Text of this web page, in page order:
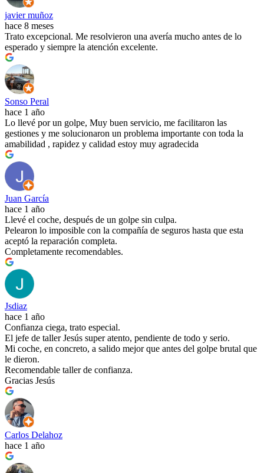
javier muñoz
hace 8 meses
Trato excepcional. Me resolvieron una avería mucho antes de lo
esperado y siempre la atención excelente.
Sonso Peral
hace 1 año
Lo llevé por un golpe, Muy buen servicio, me facilitaron las
gestiones y me solucionaron un problema importante con toda la
amabilidad , rapidez y calidad estoy muy agradecida
Juan García
hace 1 año
Llevé el coche, después de un golpe sin culpa.
Pelearon lo imposible con la compañía de seguros hasta que esta
aceptó la reparación completa.
Completamente recomendables.
Jsdiaz
hace 1 año
Confianza ciega, trato especial.
El jefe de taller Jesús super atento, pendiente de todo y serio.
Mi coche, en concreto, a salido mejor que antes del golpe brutal que
le dieron.
Recomendable taller de confianza.
Gracias Jesús
Carlos Delahoz
hace 1 año